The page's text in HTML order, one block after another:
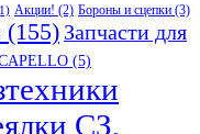
Акции! (2) Бороны и сцепки (3)
(155) Запчасти для
(5)
СЗ,